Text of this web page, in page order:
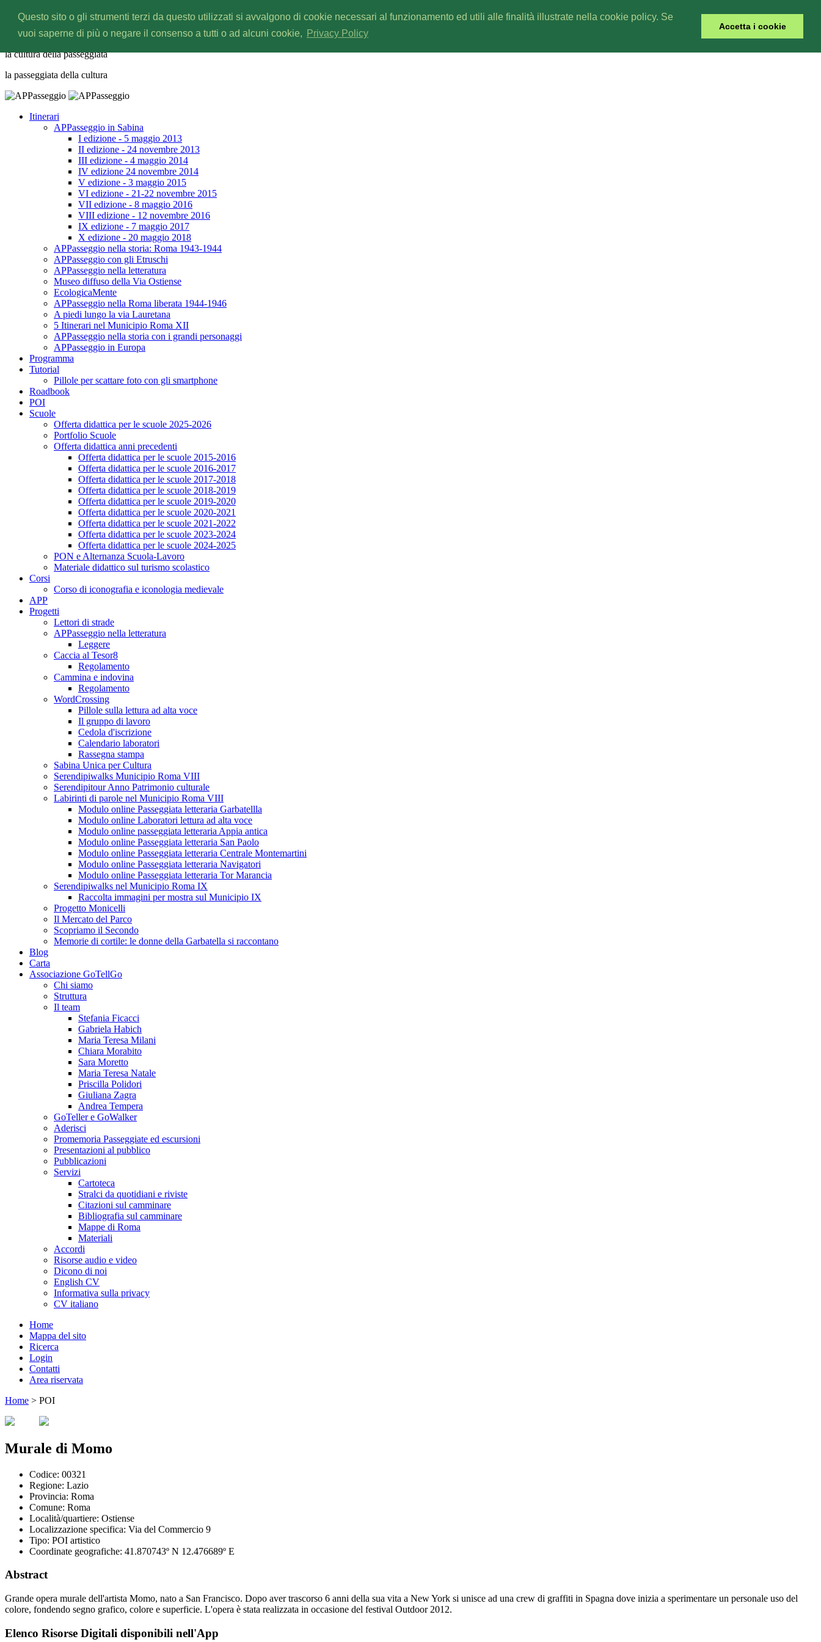
Questo sito o gli strumenti terzi da questo utilizzati si avvalgono di cookie necessari al funzionamento ed utili alle finalità illustrate nella cookie policy. Se
vuoi saperne di più o negare il consenso a tutti o ad alcuni cookie,
Privacy Policy
Accetta i cookie
APPasseggio
la cultura dellapasseggiata
la passeggiata della cultura
Itinerari
APPasseggio in Sabina
I edizione - 5 maggio 2013
II edizione - 24 novembre 2013
III edizione - 4 maggio 2014
IV edizione 24 novembre 2014
V edizione - 3 maggio 2015
VI edizione - 21-22 novembre 2015
VII edizione - 8 maggio 2016
VIII edizione - 12 novembre 2016
IX edizione - 7 maggio 2017
X edizione - 20 maggio 2018
APPasseggio nella storia: Roma 1943-1944
APPasseggio con gli Etruschi
APPasseggio nella letteratura
Museo diffuso della Via Ostiense
EcologicaMente
APPasseggio nella Roma liberata 1944-1946
A piedi lungo la via Lauretana
5 Itinerari nel Municipio Roma XII
APPasseggio nella storia con i grandi personaggi
APPasseggio in Europa
Programma
Tutorial
Pillole per scattare foto con gli smartphone
Roadbook
POI
Scuole
Offerta didattica per le scuole 2025-2026
Portfolio Scuole
Offerta didattica anni precedenti
Offerta didattica per le scuole 2015-2016
Offerta didattica per le scuole 2016-2017
Offerta didattica per le scuole 2017-2018
Offerta didattica per le scuole 2018-2019
Offerta didattica per le scuole 2019-2020
Offerta didattica per le scuole 2020-2021
Offerta didattica per le scuole 2021-2022
Offerta didattica per le scuole 2023-2024
Offerta didattica per le scuole 2024-2025
PON e Alternanza Scuola-Lavoro
Materiale didattico sul turismo scolastico
Corsi
Corso di iconografia e iconologia medievale
APP
Progetti
Lettori di strade
APPasseggio nella letteratura
Leggere
Caccia al Tesor8
Regolamento
Cammina e indovina
Regolamento
WordCrossing
Pillole sulla lettura ad alta voce
Il gruppo di lavoro
Cedola d'iscrizione
Calendario laboratori
Rassegna stampa
Sabina Unica per Cultura
Serendipiwalks Municipio Roma VIII
Serendipitour Anno Patrimonio culturale
Labirinti di parole nel Municipio Roma VIII
Modulo online Passeggiata letteraria Garbatellla
Modulo online Laboratori lettura ad alta voce
Modulo online passeggiata letteraria Appia antica
Modulo online Passeggiata letteraria San Paolo
Modulo online Passeggiata letteraria Centrale Montemartini
Modulo online Passeggiata letteraria Navigatori
Modulo online Passeggiata letteraria Tor Marancia
Serendipiwalks nel Municipio Roma IX
Raccolta immagini per mostra sul Municipio IX
Progetto Monicelli
Il Mercato del Parco
Scopriamo il Secondo
Memorie di cortile: le donne della Garbatella si raccontano
Blog
Carta
Associazione GoTellGo
Chi siamo
Struttura
Il team
Stefania Ficacci
Gabriela Habich
Maria Teresa Milani
Chiara Morabito
Sara Moretto
Maria Teresa Natale
Priscilla Polidori
Giuliana Zagra
Andrea Tempera
GoTeller e GoWalker
Aderisci
Promemoria Passeggiate ed escursioni
Presentazioni al pubblico
Pubblicazioni
Servizi
Cartoteca
Stralci da quotidiani e riviste
Citazioni sul camminare
Bibliografia sul camminare
Mappe di Roma
Materiali
Accordi
Risorse audio e video
Dicono di noi
English CV
Informativa sulla privacy
CV italiano
Home
Mappa del sito
Ricerca
Login
Contatti
Area riservata
Home > POI
Murale di Momo
Codice: 00321
Regione: Lazio
Provincia: Roma
Comune: Roma
Località/quartiere: Ostiense
Localizzazione specifica: Via del Commercio 9
Tipo: POI artistico
Coordinate geografiche: 41.870743º N 12.476689º E
Abstract
Grande opera murale dell'artista Momo, nato a San Francisco. Dopo aver trascorso 6 anni della sua vita a New York si unisce ad una crew di graffiti in Spagna dove inizia a sperimentare un personale uso del
colore, fondendo segno grafico, colore e superficie. L'opera è stata realizzata in occasione del festival Outdoor 2012.
Elenco Risorse Digitali disponibili nell'App